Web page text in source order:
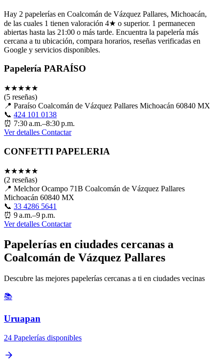
Hay 2 papelerías en Coalcomán de Vázquez Pallares, Michoacán,
de las cuales 1 tienen valoración 4★ o superior. 1 permanecen
abiertas hasta las 21:00 o más tarde. Encuentra la papelería más
cercana a tu ubicación, compara horarios, reseñas verificadas en
Google y servicios disponibles.
Papelería PARAÍSO
★★★★★
(5 reseñas)
📍 Paraíso Coalcomán de Vázquez Pallares Michoacán 60840 MX
📞 424 101 0138
⏰ 7:30 a.m.–8:30 p.m.
Ver detalles Contactar
CONFETTI PAPELERIA
★★★★★
(2 reseñas)
📍 Melchor Ocampo 71B Coalcomán de Vázquez Pallares
Michoacán 60840 MX
📞 33 4286 5641
⏰ 9 a.m.–9 p.m.
Ver detalles Contactar
Papelerías en ciudades cercanas a
Coalcomán de Vázquez Pallares
Descubre las mejores papelerías cercanas a ti en ciudades vecinas
📚
Uruapan
24 Papelerías disponibles